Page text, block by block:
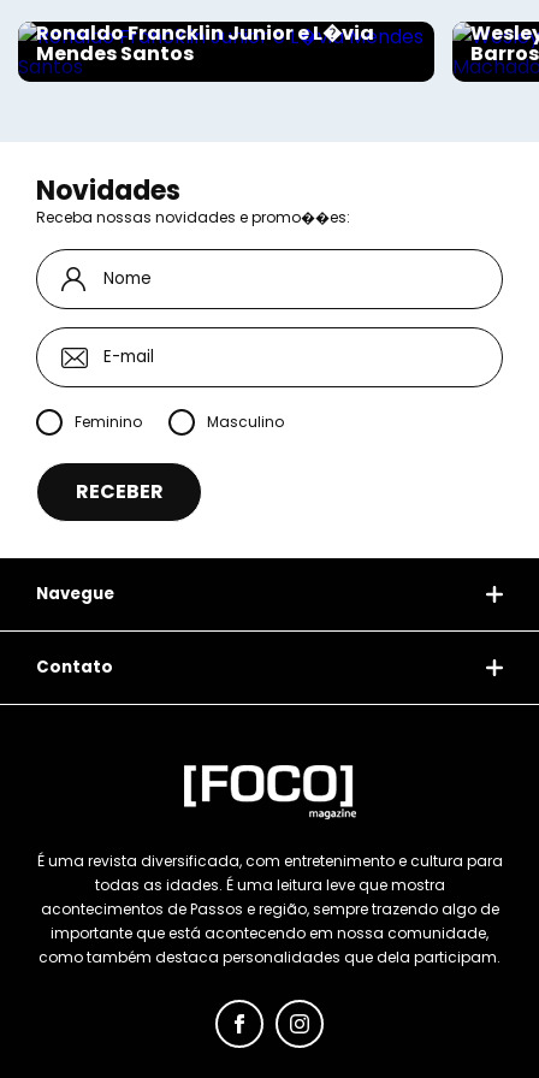
Ronaldo Francklin Junior e L�via
Mendes Santos
Novidades
Receba nossas novidades e promo��es:
Feminino Masculino
Navegue
Contato
É uma revista diversificada, com entretenimento e cultura para
todas as idades. É uma leitura leve que mostra
acontecimentos de Passos e região, sempre trazendo algo de
importante que está acontecendo em nossa comunidade,
como também destaca personalidades que dela participam.